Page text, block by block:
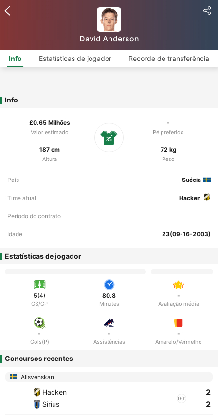
David Anderson
Info Estatísticas de jogador Recorde de transferência
Info
£0.65 Milhões
Valor estimado
-
Pé preferido
187 cm
Altura
72 kg
Peso
35
País Suécia
Time atual Hacken
Período do contrato
Idade 23(09-16-2003)
Estatísticas de jogador
5(4)
GS/GP
80.8
Minutes
-
Avaliação média
-
Gols(P)
-
Assistências
-
Amarelo/Vermelho
Concursos recentes
Allsvenskan
Hacken
Sirius
90'
2
2